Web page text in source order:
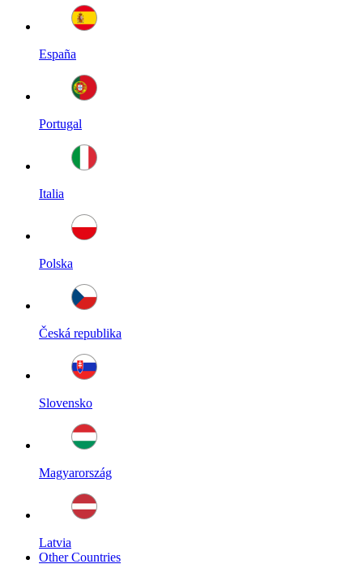
España
Portugal
Italia
Polska
Česká republika
Slovensko
Magyarország
Latvia
Other Countries